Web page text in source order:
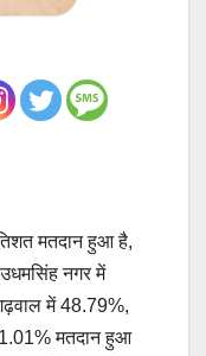
मतदान हुआ है,
नगर में
में 48.79%,
मतदान हुआ